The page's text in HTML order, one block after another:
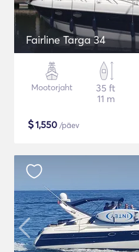
Fairline Targa 34
Mootorjaht
35 ft
11 m
$1,550 /päev